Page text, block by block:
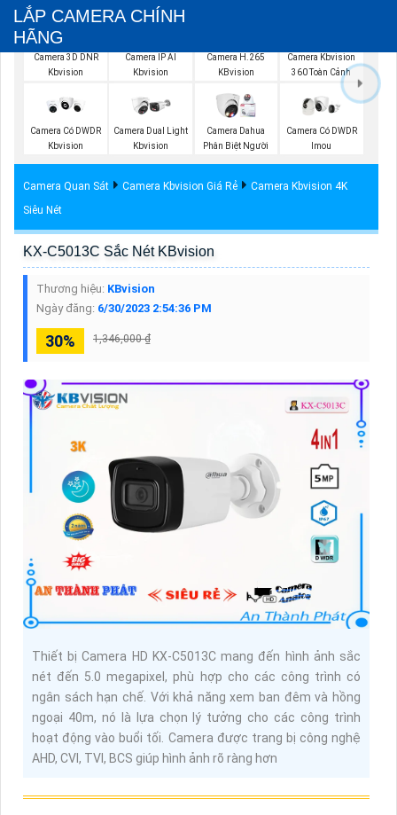
LẮP CAMERA CHÍNH
HÃNG
Camera 3D DNR
Kbvision
Camera IP AI
Kbvision
Camera H.265
KBvision
Camera Kbvision
360 Toàn Cảnh
Camera Có DWDR
Kbvision
Camera Dual Light
Kbvision
Camera Dahua
Phân Biệt Người
Camera Có DWDR
Imou
Camera Quan Sát Camera Kbvision Giá Rẻ
Camera Kbvision 4K
Siêu Nét
KX-C5013C Sắc Nét KBvision
Thương hiệu: KBvision
Ngày đăng: 6/30/2023 2:54:36 PM
30% 1,346,000 ₫
Thiết bị Camera HD KX-C5013C mang đến hình ảnh sắc
nét đến 5.0 megapixel, phù hợp cho các công trình có
ngân sách hạn chế. Với khả năng xem ban đêm và hồng
ngoại 40m, nó là lựa chọn lý tưởng cho các công trình
hoạt động vào buổi tối. Camera được trang bị công nghệ
AHD, CVI, TVI, BCS giúp hình ảnh rõ ràng hơn